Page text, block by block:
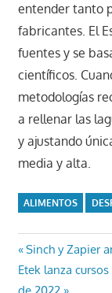
entender tanto
fabricantes. El
fuentes y se
científicos.
metodologías
a rellenar las
y ajustando
media y alta.
ALIMENTOS
de
Entrada
anterior:
Sinch y Zapier
Entrada
siguiente:
Etek lanza